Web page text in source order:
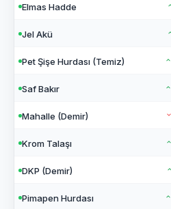
Elmas Hadde
Jel Akü
Pet Şişe Hurdası (Temiz)
Saf Bakır
Mahalle (Demir)
Krom Talaşı
DKP (Demir)
Pimapen Hurdası